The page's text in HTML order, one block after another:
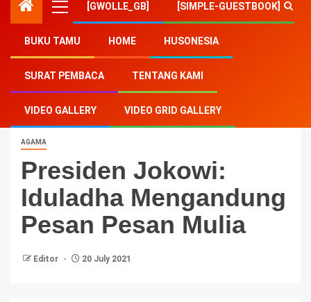
[GWOLLE_GB] [SIMPLE-GUESTBOOK]
BUKU TAMU HOME HUSONESIA
SURAT PEMBACA TENTANG KAMI
VIDEO GALLERY VIDEO GRID GALLERY
Home-Agama-Presiden Jokowi: Iduladha
Mengandung Pesan Pesan Mulia
AGAMA
Presiden Jokowi:
Iduladha Mengandung
Pesan Pesan Mulia
Editor 20 July 2021